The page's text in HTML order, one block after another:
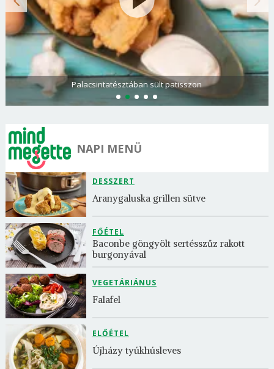
Paradicsomos rakott krumpli darált hússal
NAPI MENÜ
DESSZERT
Aranygaluska grillen sütve
FŐÉTEL
Baconbe göngyölt sertésszűz rakott
burgonyával
VEGETÁRIÁNUS
Falafel
ELŐÉTEL
Újházy tyúkhúsleves